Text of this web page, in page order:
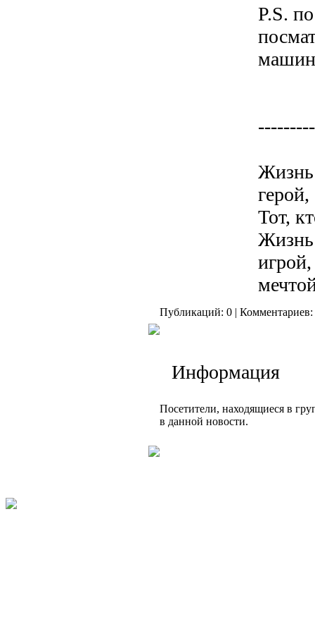
P.S.
Жизнь
герой,
Тот,
Жизнь
Публикаций: 0 | Комментариев:
Информация
Посетители, находящиеся в
в данной новости.